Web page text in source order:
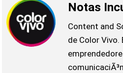
Notas
Content and
de Color Vivo.